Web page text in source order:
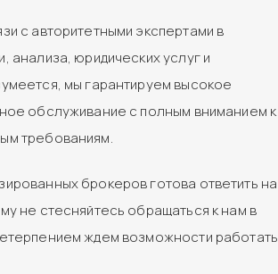
с авторитетными экспертами в
анализа, юридических услуг и
мы гарантируем высокое
обслуживание с полным вниманием к
требованиям.
брокеров готова ответить на
не стесняйтесь обращаться к нам в
ждем возможности работать